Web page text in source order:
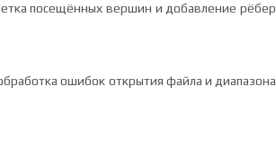
посещённых вершин и добавление рёбер
ошибок открытия файла и диапазона